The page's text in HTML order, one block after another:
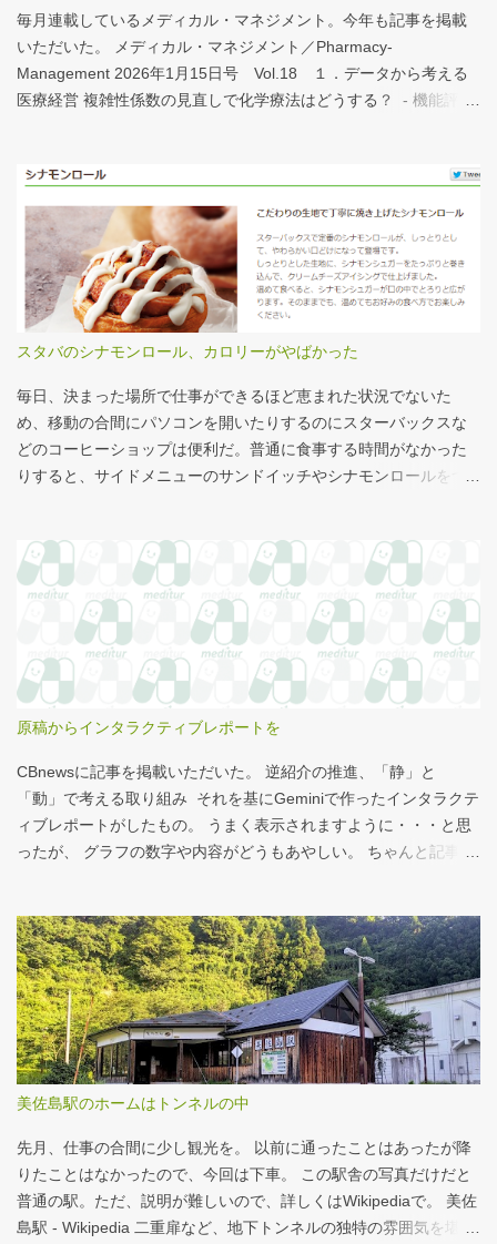
復元したものだ。写真だけでは、大きさが分かりづらいはずだ。
今月訪れた武蔵国府跡 実際には10分の1サイズの模型なので、そ
れほど大きくない。人が一緒に写っている新聞記事（ （まちの記
憶）武蔵国府跡 東京都府中市：朝日新聞デジタル ）を見れば、
い。平均値で見ても情報は十分でないかもしれない。しかし、ヒ
ストグラムなどをあわせて見れば、相対的なポジションが分かり
やすい。朝日新聞の記事は、人が一緒に写っているので大きさを
把握しやすい。 そういえば、大きさ比較でタバコの箱を横に並べ
るのって、最近見かけないなぁ・・・。このご時世、タバコはNG
なのか？？
毎月連載しているメディカル・マネジメント。今年も記事を掲載
いただいた。 メディカル・マネジメント／Pharmacy-
Management 2026年1月15日号 Vol.18 １．データから考える
医療経営 複雑性係数の見直しで化学療法はどうする？ - 機能評価
は微妙だ・・・と言い続けて10数年、ようやく見直されるよう
だ。ただ、その見直し内容も微妙では？？？というのが記事の主
旨。 AIにまとめさせるとこんな感じ。 日頃、各方面から「話が長
い」と言われているので、自分が話すよりAIが話した方がよいと
言われるのは時間の問題だろう。
スタバのシナモンロール、カロリーがやばかった
毎日、決まった場所で仕事ができるほど恵まれた状況でないた
め、移動の合間にパソコンを開いたりするのにスターバックスな
どのコーヒーショップは便利だ。普通に食事する時間がなかった
りすると、サイドメニューのサンドイッチやシナモンロールをつ
気になっていた。お腹の肉がだいぶたるんできたのは、こいつの
せいもあるのではないかと。 シナモンロール 556kcal 出所：
http://www.starbucks.co.jp/allergy/pdf/allergen-food.pdf 調べてビ
ビった。これはまずい。下手な食事以上のカロリーだ。 この
556kcalがどのくらいヤバイのか、スターバックス以上に良く行く
マクドナルドで考えてみる。（ちなみにマクドナルドは食事目的
とカロリーがほぼ同じもの（530kcal～580kcal）を次のマクドナ
ルド商品から２つ選んでください ハンバーガー ビッグマック ダブ
ルクォーターパウンダー・チーズ フィレオフィッシュ てりやきマ
ックバーガー マックフライポテト（S) マックフライポテト（M)
マックフライポテト（L) 正解は続きで。
原稿からインタラクティブレポートを
CBnewsに記事を掲載いただいた。 逆紹介の推進、「静」と
「動」で考える取り組み それを基にGeminiで作ったインタラクテ
ィブレポートがしたもの。 うまく表示されますように・・・と思
ったが、 グラフの数字や内容がどうもあやしい。 ちゃんと記事を
みの比較 患者の視点 解決策 なぜ「逆紹介」が重要なのか？ 医師
の働き方改革が進む中、大病院の外来負担軽減は喫緊の課題で
す。その鍵となるのが、地域の診療所へ患者を紹介する「逆紹
介」の推進です。しかし、その取り組みには大きな壁が存在しま
す。このレポートでは、データに基づき現状を分析し、未来への
道筋を探ります。 課題：大病院に集中する「再診」患者 紹介状の
く、外来機能の分化が進んでいない現状がうかがえます。これが
逆紹介推進の大きな背景となっています。 取り組...
美佐島駅のホームはトンネルの中
先月、仕事の合間に少し観光を。 以前に通ったことはあったが降
りたことはなかったので、今回は下車。 この駅舎の写真だけだと
普通の駅。ただ、説明が難しいので、詳しくはWikipediaで。 美佐
島駅 - Wikipedia 二重扉など、地下トンネルの独特の雰囲気を堪